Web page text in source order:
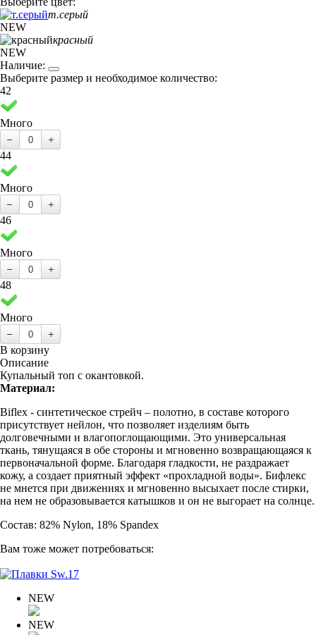
т.серый
NEW
красный
NEW
Наличие:
Выберите размер и необходимое количество:
42
Много
44
Много
46
Много
48
Много
В корзину
Описание
Купальный топ с окантовкой.
Материал:
Biflex - cинтетическое стрейч – полотно, в составе которого
присутствует нейлон, что позволяет изделиям быть
долговечными и влагопоглощающими. Это универсальная
ткань, тянущаяся в обе стороны и мгновенно возвращающаяся к
первоначальной форме. Благодаря гладкости, не раздражает
кожу, а создает приятный эффект «прохладной воды». Бифлекс
не мнется при движениях и мгновенно высыхает после стирки,
на нем не образовывается катышков и он не выгорает на солнце.
Состав: 82% Nylon, 18% Spandex
Вам тоже может потребоваться:
NEW
NEW